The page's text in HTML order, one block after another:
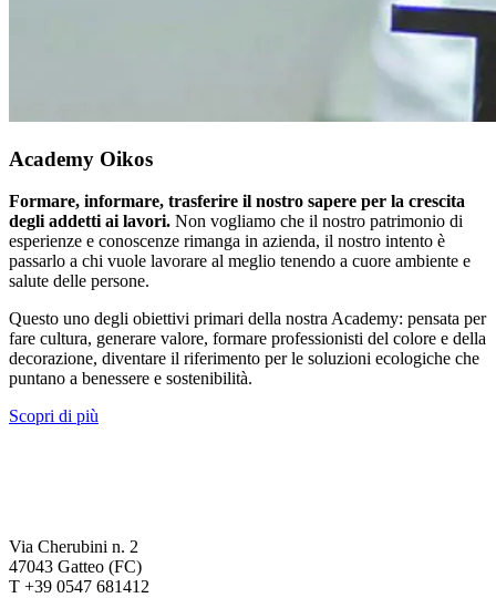
Academy Oikos
Formare, informare, trasferire il nostro sapere per la crescita
degli addetti ai lavori. Non vogliamo che il nostro patrimonio di
esperienze e conoscenze rimanga in azienda, il nostro intento è
passarlo a chi vuole lavorare al meglio tenendo a cuore ambiente e
salute delle persone.
Questo uno degli obiettivi primari della nostra Academy: pensata per
fare cultura, generare valore, formare professionisti del colore e della
decorazione, diventare il riferimento per le soluzioni ecologiche che
puntano a benessere e sostenibilità.
Scopri di più
Via Cherubini n. 2
47043 Gatteo (FC)
T +39 0547 681412